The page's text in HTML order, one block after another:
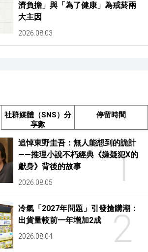
濟負擔」與「為了健康」為戒菸兩
大主因
2026.08.03
社群媒體（SNS）分
享數
停留時間
1
追悼東野圭吾：無人能想到的詭計
——推理小說不朽經典《嫌疑犯X的
獻身》背後的故事
2026.08.05
2
冷氣「2027年問題」引發搶購潮：
出貨量較前一年增加2成
2026.08.04